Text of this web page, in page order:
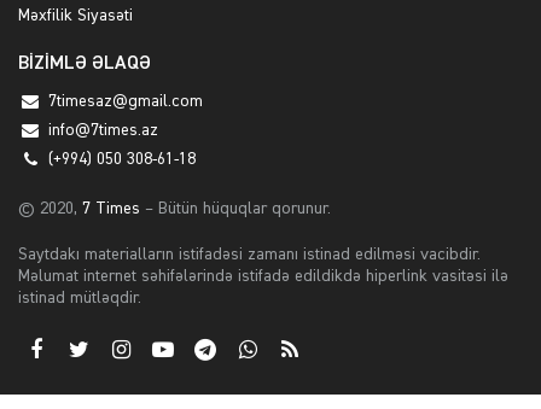
Məxfilik Siyasəti
BİZİMLƏ ƏLAQƏ
7timesaz@gmail.com
info@7times.az
(+994) 050 308-61-18
© 2020, 7 Times – Bütün hüquqlar qorunur.
Saytdakı materialların istifadəsi zamanı istinad edilməsi vacibdir.
Məlumat internet səhifələrində istifadə edildikdə hiperlink vasitəsi ilə
istinad mütləqdir.